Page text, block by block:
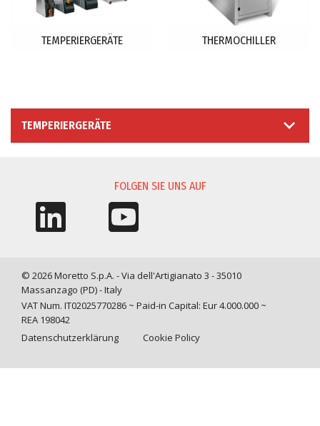
TEMPERIERGERÄTE THERMOCHILLER
TEMPERIERGERÄTE
FOLGEN SIE UNS AUF
© 2026 Moretto S.p.A. - Via dell'Artigianato 3 - 35010
Massanzago (PD) - Italy
VAT Num. IT02025770286 ~ Paid-in Capital: Eur 4.000.000 ~
REA 198042
Datenschutzerklärung
Cookie Policy